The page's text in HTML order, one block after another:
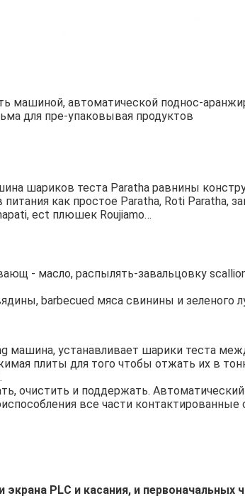
машиной, автоматической поднос-
для пре-упаковывая продуктов
шариков теста Paratha равнины
как простое Paratha, Roti Paratha,
ect плюшек Roujiamo…
- масло, распылять-завальцовку
barbecued мяса свинины и зеленого
машина, устанавливает шарики теста
плиты для того чтобы отжать их в
очистить и поддержать.
все части контактированные
PLC и касания, и первоначальных